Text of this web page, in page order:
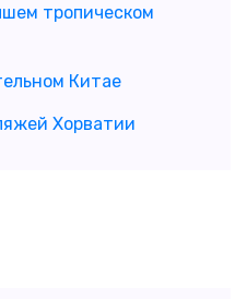
тропическом
Китае
Хорватии